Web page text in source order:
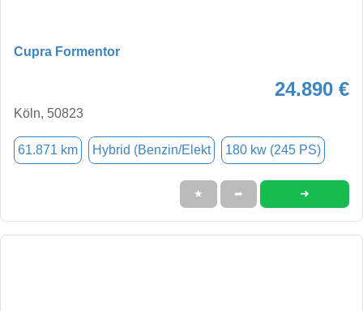
Cupra Formentor
24.890 €
Köln, 50823
61.871 km Hybrid (Benzin/Elekt 180 kw (245 PS)
★ ➦ ➜